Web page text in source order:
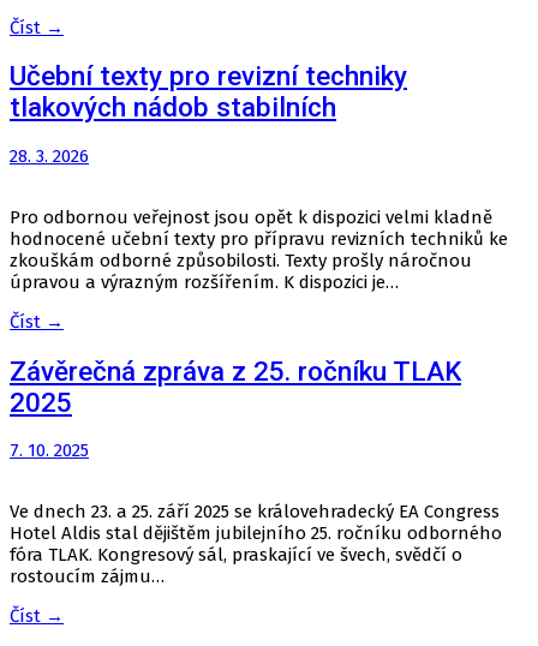
Číst →
Učební texty pro revizní techniky
tlakových nádob stabilních
28. 3. 2026
Pro odbornou veřejnost jsou opět k dispozici velmi kladně
hodnocené učební texty pro přípravu revizních techniků ke
zkouškám odborné způsobilosti. Texty prošly náročnou
úpravou a výrazným rozšířením. K dispozici je…
Číst →
Závěrečná zpráva z 25. ročníku TLAK
2025
7. 10. 2025
Ve dnech 23. a 25. září 2025 se královehradecký EA Congress
Hotel Aldis stal dějištěm jubilejního 25. ročníku odborného
fóra TLAK. Kongresový sál, praskající ve švech, svědčí o
rostoucím zájmu…
Číst →